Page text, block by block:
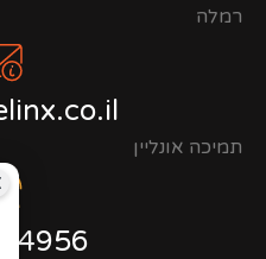
רמלה
תמיכה אונליין